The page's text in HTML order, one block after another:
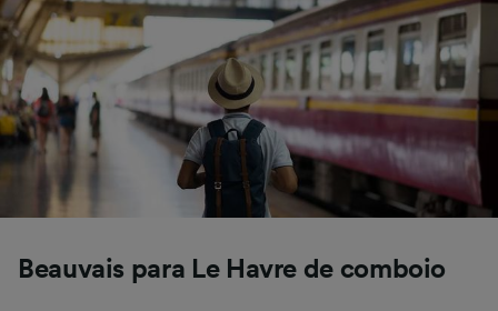
Beauvais para Le Havre de comboio
não serão utilizados para fins de rastreamento
se você tiver pedido para não ser rastreado.
Nós e nossos parceiros processamos os
dados para fornecer:
Usar dados exatos de geolocalização.
Verificar ativamente as características do
dispositivo para identificação. Armazenar e/ou
acessar informações em um dispositivo.
medição de publicidade e conteúdo, pesquisa
de público e desenvolvimento de serviços..